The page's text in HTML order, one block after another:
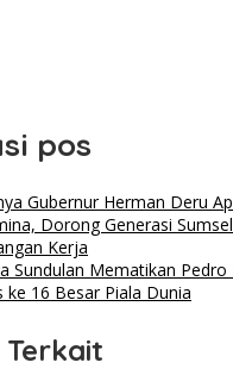
pos
Gubernur Herman Deru
Dorong Generasi
Kerja
Sundulan Mematikan Pedro
ke 16 Besar Piala Dunia
Terkait